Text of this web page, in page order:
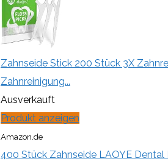
Zahnseide Stick 200 Stück 3X
Zahnreinigung...
Ausverkauft
Produkt anzeigen
Amazon.de
400 Stück Zahnseide LAOYE